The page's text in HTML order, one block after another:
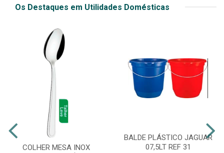
Os Destaques em Utilidades Domésticas
COLHER MESA INOX
BALDE PLÁSTICO JAGUAR
07,5LT REF 31